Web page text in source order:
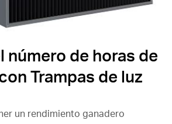
número de horas de
Trampas de luz
un rendimiento ganadero